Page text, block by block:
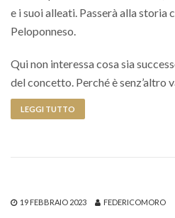
e i suoi alleati. Passerà alla storia
Peloponneso.
Qui non interessa cosa sia
del concetto. Perché è senz’altro
LEGGI TUTTO
19 FEBBRAIO 2023 FEDERICOMORO